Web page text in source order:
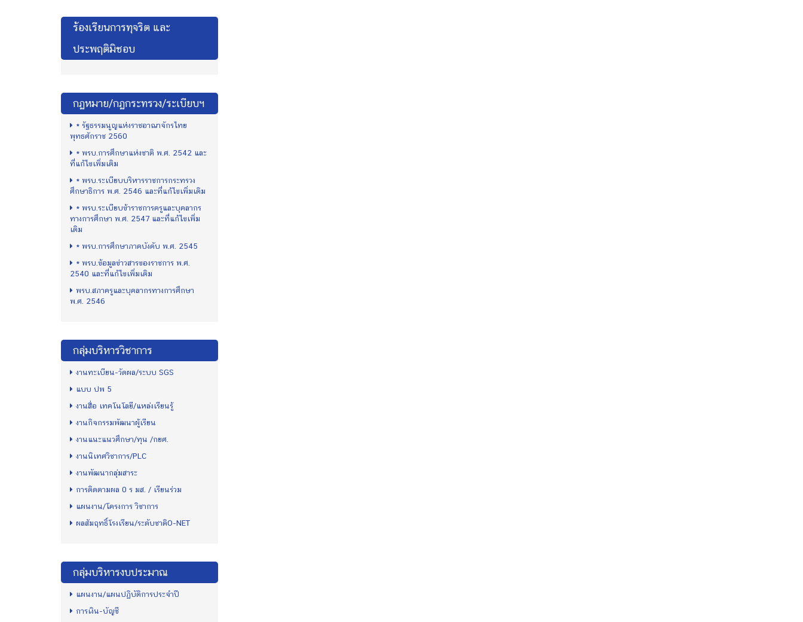
ร้องเรียนการทุจริต และ
ประพฤติมิชอบ
กฏหมาย/กฏกระทรวง/ระเบียบฯ
* รัฐธรรมนูญแห่งราชอาณาจักรไทย
พุทธศักราช 2560
* พรบ.การศึกษาแห่งชาติ พ.ศ. 2542 และ
ที่แก้ไขเพิ่มเติม
* พรบ.ระเบียบบริหารราชการกระทรวง
ศึกษาธิการ พ.ศ. 2546 และที่แก้ไขเพิ่มเติม
* พรบ.ระเบียบข้าราชการครูและบุคลากร
ทางการศึกษา พ.ศ. 2547 และที่แก้ไขเพิ่ม
เติม
* พรบ.การศึกษาภาคบังคับ พ.ศ. 2545
* พรบ.ข้อมูลข่าวสารของราชการ พ.ศ.
2540 และที่แก้ไขเพิ่มเติม
พรบ.สภาครูและบุคลากรทางการศึกษา
พ.ศ. 2546
กลุ่มบริหารวิชาการ
งานทะเบียน-วัดผล/ระบบ SGS
แบบ ปพ 5
งานสื่อ เทคโนโลยี/แหล่งเรียนรู้
งานกิจกรรมพัฒนาผู้เรียน
งานแนะแนวศึกษา/ทุน /กยศ.
งานนิเทศวิชาการ/PLC
งานพัฒนากลุ่มสาระ
การติดตามผล 0 ร มส. / เรียนร่วม
แผนงาน/โครงการ วิชาการ
ผลสัมฤทธิ์โรงเรียน/ระดับชาติO-NET
กลุ่มบริหารงบประมาณ
แผนงาน/แผนปฏิบัติการประจำปี
การเงิน-บัญชี